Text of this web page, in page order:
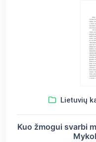
Lietuvių
Kuo žmogui svarbi